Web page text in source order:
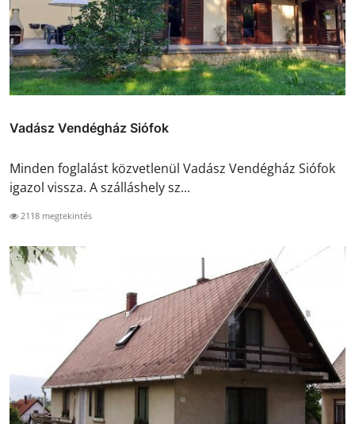
Vadász Vendégház Siófok
Minden foglalást közvetlenül Vadász Vendégház Siófok
igazol vissza. A szálláshely sz...
2118 megtekintés